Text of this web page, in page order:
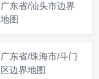
广东省/汕头市边界
地图
广东省/珠海市/斗门
区边界地图